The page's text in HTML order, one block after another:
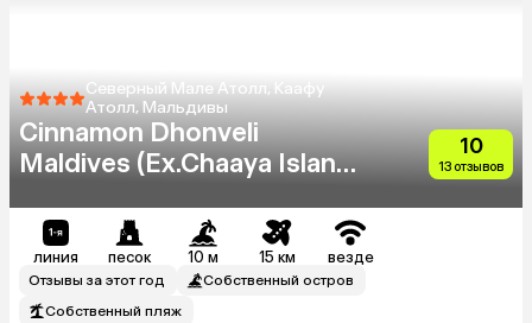
Северный Мале Атолл, Каафу
Атолл, Мальдивы
Cinnamon Dhonveli
Maldives (Ex.Chaaya Island
10
13 отзывов
линия песок 10 м 15 км везде
Отзывы за этот год
Собственный остров
Собственный пляж